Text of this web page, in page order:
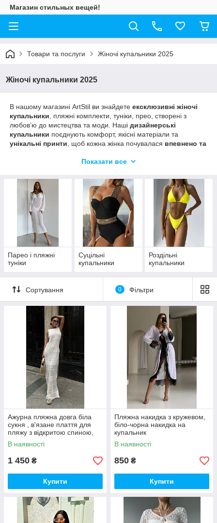
Магазин стильных вещей!
Товари та послуги Жіночі купальники 2025
Жіночі купальники 2025
В нашому магазині ArtStil ви знайдете ексклюзивні жіночі
купальники , пляжні комплекти, туніки, прео, створені з
любов’ю до мистецтва та моди. Наші дизайнерські
купальники поєднують комфорт, якісні матеріали та
унікальні принти , щоб кожна жінка почувалася впевнено та
Чому обирають нас?
✔️ Високоякісні тканини, що ідеально сідають по фігурі
✔️ Ексклюзивні принти, натхненні мистецтвом
✔️ Роздільні та цілісні купальники для будь-якого типу фігури
Відкрийте для себе
колекцію купальників ArtStilта знайдіть
свій ідеальний образ для літа!
Показати все
Парео і пляжні
туніки
Суцільні
купальники
Роздільні
купальники
Сортування 0 Фільтри
Ажурна пляжна довга біла
сукня , в'язане плаття для
пляжу з відкритою спиною,
one size (42/46)
В наявності
1 450 ₴
Купити
Пляжна накидка з кружевом,
біло-чорна накидка на
купальник
В наявності
850 ₴
Купити